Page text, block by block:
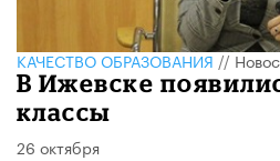
КАЧЕСТВО ОБРАЗОВАНИЯ//
В Ижевске
классы
26 октября